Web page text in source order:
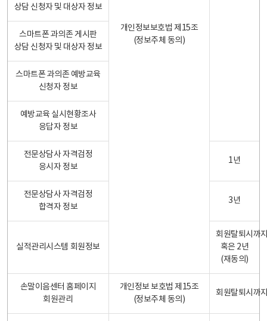
개인정보보호법 제15조
(정보주체 동의)
상담 신청자 및 대상자 정보
스마트폰 과의존 게시판
상담 신청자 및 대상자 정보
스마트폰 과의존 예방교육
신청자 정보
예방교육 실시현황조사
응답자 정보
전문상담사 자격검정
응시자 정보
1년
전문상담사 자격검정
합격자 정보
3년
실적관리시스템 회원정보
회원탈퇴시까
혹은 2년
(재동의)
손말이음센터 홈페이지
회원관리
개인정보 보호법 제15조
(정보주체 동의)
회원탈퇴시까